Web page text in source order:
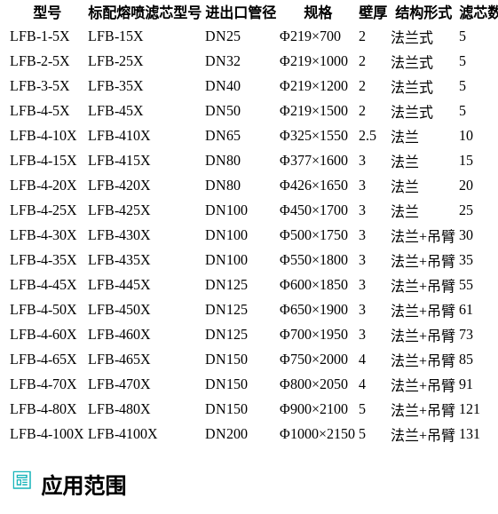
型号 标配熔喷滤芯型号 进出口管径 规格 壁厚 结构形式 滤芯
LFB-1-5X
LFB-15X DN25 Φ219×700 2 法兰式 5
LFB-2-5X LFB-25X DN32 Φ219×1000 2 法兰式 5
LFB-3-5X
LFB-35X DN40 Φ219×1200 2 法兰式 5
LFB-4-5X
LFB-45X DN50 Φ219×1500 2 法兰式 5
LFB-4-10X
LFB-410X DN65 Φ325×1550 2.5 法兰 10
LFB-4-15X
LFB-415X DN80 Φ377×1600 3 法兰 15
LFB-4-20X
LFB-420X DN80 Φ426×1650 3 法兰 20
LFB-4-25X
LFB-425X DN100 Φ450×1700 3 法兰 25
LFB-4-30X
LFB-430X DN100 Φ500×1750 3 法兰+吊臂 30
LFB-4-35X
LFB-435X DN100 Φ550×1800 3 法兰+吊臂 35
LFB-4-45X
LFB-445X DN125 Φ600×1850 3 法兰+吊臂 55
LFB-4-50X
LFB-450X DN125 Φ650×1900 3 法兰+吊臂 61
LFB-4-60X
LFB-460X DN125 Φ700×1950 3 法兰+吊臂 73
LFB-4-65X
LFB-465X DN150 Φ750×2000 4 法兰+吊臂 85
LFB-4-70X
LFB-470X DN150 Φ800×2050 4 法兰+吊臂 91
LFB-4-80X
LFB-480X DN150 Φ900×2100 5 法兰+吊臂 121
LFB-4-100X LFB-4100X DN200 Φ1000×2150 5 法兰+吊臂 131
应用范围